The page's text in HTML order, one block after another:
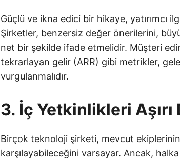
Güçlü ve ikna edici bir hikaye, yatırımcı
Şirketler, benzersiz değer önerilerini,
net bir şekilde ifade etmelidir. Müşteri
tekrarlayan gelir (ARR) gibi metrikler,
vurgulanmalıdır.
3. İç Yetkinlikleri
Birçok teknoloji şirketi, mevcut
karşılayabileceğini varsayar. Ancak, halka